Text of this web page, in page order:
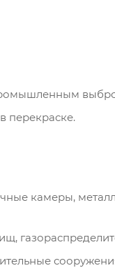
перекраске.
камеры,